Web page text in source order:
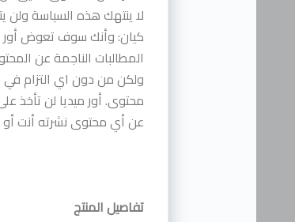
لا ينتهك هذه السياسة
كيان: وأنك سوف تعوض أور
المطالبات الناجمة عن
ولكن من دون اي التزام في
محتوى. أور ميديا لن تأخذ
عن أي محتوى نشرته أنت
تفاصيل المنتج